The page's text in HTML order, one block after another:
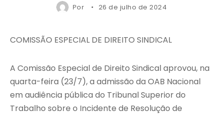
Por 26 de julho de 2024
COMISSÃO ESPECIAL DE DIREITO SINDICAL
A Comissão Especial de Direito Sindical aprovou, na
quarta-feira (23/7), a admissão da OAB Nacional
em audiência pública do Tribunal Superior do
Trabalho sobre o Incidente de Resolução de